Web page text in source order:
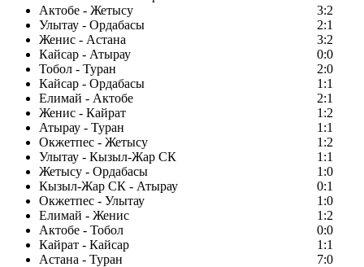
Актобе - Жетысу
3:2
Улытау - Ордабасы
2:1
Женис - Астана
3:2
Кайсар - Атырау
0:0
Тобол - Туран
2:0
Кайсар - Ордабасы
1:1
Елимай - Актобе
2:1
Женис - Кайрат
1:2
Атырау - Туран
1:1
Окжетпес - Жетысу
1:2
Улытау - Кызыл-Жар СК
1:1
Жетысу - Ордабасы
1:0
Кызыл-Жар СК - Атырау
0:1
Окжетпес - Улытау
1:0
Елимай - Женис
1:2
Актобе - Тобол
0:0
Кайрат - Кайсар
1:1
Астана - Туран
7:0